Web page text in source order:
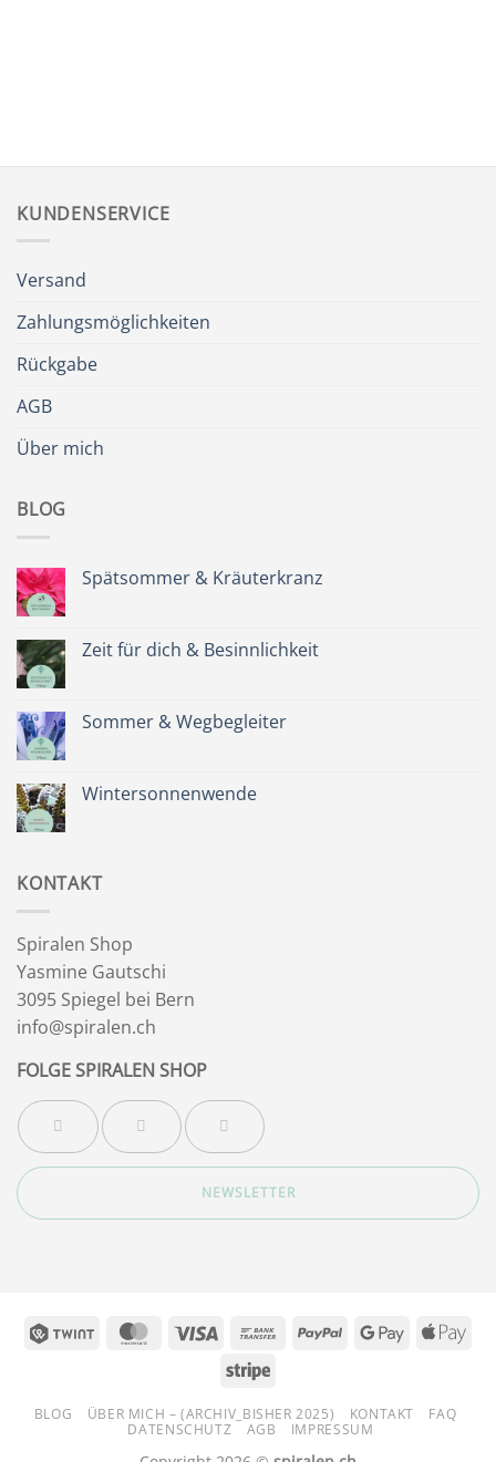
KUNDENSERVICE
Versand
Zahlungsmöglichkeiten
Rückgabe
AGB
Über mich
BLOG
Spätsommer & Kräuterkranz
Spätsommer
&
Zeit für dich & Besinnlichkeit
Zeit
für
Sommer & Wegbegleiter
Sommer
&
Wintersonnenwende
KONTAKT
Spiralen Shop
Yasmine Gautschi
3095 Spiegel bei Bern
info@spiralen.ch
FOLGE SPIRALEN SHOP
NEWSLETTER
Twint MasterCard
Visa
Bank
PayPal
Google
Stripe
BLOG ÜBER MICH – (ARCHIV_BISHER 2025) KONTAKT
FAQ
DATENSCHUTZ
AGB IMPRESSUM